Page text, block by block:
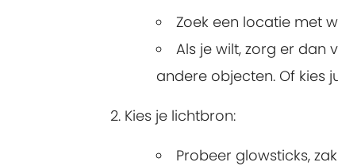
Zoek een locatie met
Als je wilt, zorg er dan
andere objecten. Of kies
Kies je lichtbron:
Probeer glowsticks,